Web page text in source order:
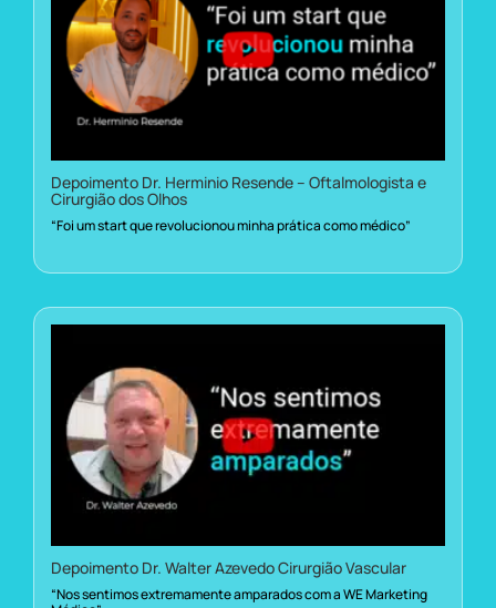
Depoimento Dr. Herminio Resende – Oftalmologista e
Cirurgião dos Olhos
“Foi um start que revolucionou minha prática como médico”
Depoimento Dr. Walter Azevedo Cirurgião Vascular
“Nos sentimos extremamente amparados com a WE Marketing